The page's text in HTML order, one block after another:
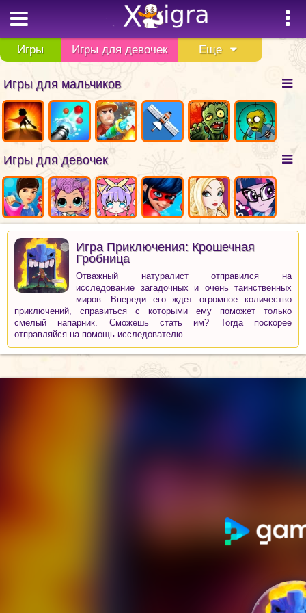
Игры Игры для девочек Еще
Игры для мальчиков
Игры для девочек
Игра Приключения: Крошечная
Гробница
Отважный натуралист отправился на
исследование загадочных и очень таинственных
миров. Впереди его ждет огромное количество
приключений, справиться с которыми ему поможет только
смелый напарник. Сможешь стать им? Тогда поскорее
отправляйся на помощь исследователю.